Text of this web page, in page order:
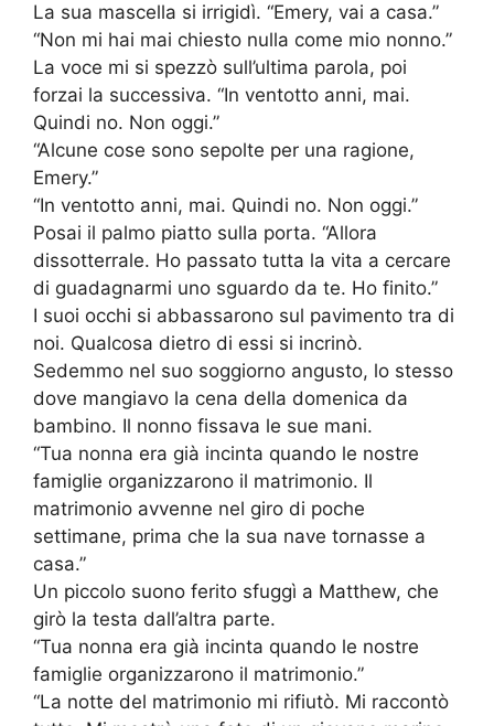
La sua mascella si irrigidì. “Emery, vai a casa.”
“Non mi hai mai chiesto nulla come mio nonno.”
La voce mi si spezzò sull’ultima parola, poi
forzai la successiva. “In ventotto anni, mai.
Quindi no. Non oggi.”
“Alcune cose sono sepolte per una ragione,
Emery.”
“In ventotto anni, mai. Quindi no. Non oggi.”
Posai il palmo piatto sulla porta. “Allora
dissotterrale. Ho passato tutta la vita a cercare
di guadagnarmi uno sguardo da te. Ho finito.”
I suoi occhi si abbassarono sul pavimento tra di
noi. Qualcosa dietro di essi si incrinò.
Sedemmo nel suo soggiorno angusto, lo stesso
dove mangiavo la cena della domenica da
bambino. Il nonno fissava le sue mani.
“Tua nonna era già incinta quando le nostre
famiglie organizzarono il matrimonio. Il
matrimonio avvenne nel giro di poche
settimane, prima che la sua nave tornasse a
casa.”
Un piccolo suono ferito sfuggì a Matthew, che
girò la testa dall’altra parte.
“Tua nonna era già incinta quando le nostre
famiglie organizzarono il matrimonio.”
“La notte del matrimonio mi rifiutò. Mi raccontò